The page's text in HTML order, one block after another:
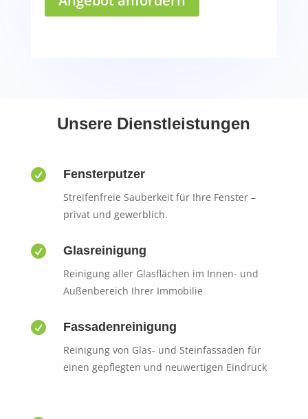
Unsere Dienstleistungen
 Fensterputzer
Streifenfreie Sauberkeit für Ihre Fenster –
privat und gewerblich.
 Glasreinigung
Reinigung aller Glasflächen im Innen- und
Außenbereich Ihrer Immobilie
 Fassadenreinigung
Reinigung von Glas- und Steinfassaden für
einen gepflegten und neuwertigen Eindruck